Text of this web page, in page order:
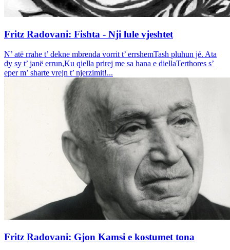
Fritz Radovani: Fishta - Nji lule vjeshtet
N’ atë rrahe t’ dekne mbrenda vorrit t’ errshemTash pluhun jé. Ata
dy sy t’ janë errun,Ku qiella prirej me sa hana e diellaTerthores s’
eper m’ sharte vrejn t’ njerzimit!...
Fritz Radovani: Gjon Kamsi e kostumet tona